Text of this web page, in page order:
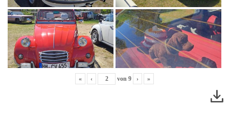
« ‹ von 9 › »